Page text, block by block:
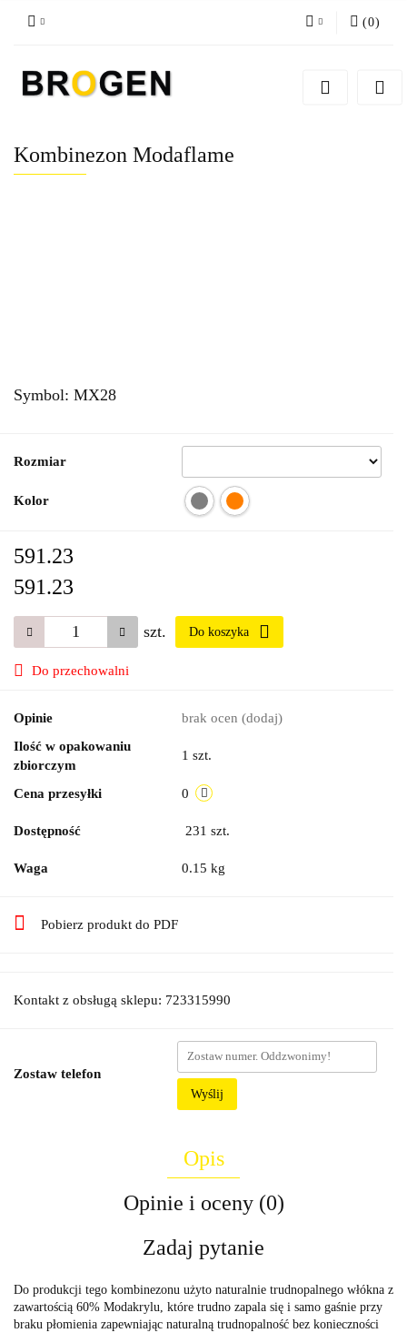
Zarejestruj się
(0)
Kombinezon Modaflame
Symbol: MX28
Rozmiar
Kolor
591.23
591.23
szt. Do koszyka
Do przechowalni
Opinie brak ocen (dodaj)
Ilość w opakowaniu
zbiorczym
1 szt.
Cena przesyłki 0
Dostępność 231 szt.
Waga 0.15 kg
Pobierz produkt do PDF
Kontakt z obsługą sklepu: 723315990
Zostaw telefon
Wyślij
Opis
Opinie i oceny (0)
Zadaj pytanie
Do produkcji tego kombinezonu użyto naturalnie trudnopalnego włókna z
zawartością 60% Modakrylu, które trudno zapala się i samo gaśnie przy
braku płomienia zapewniając naturalną trudnopalność bez konieczności